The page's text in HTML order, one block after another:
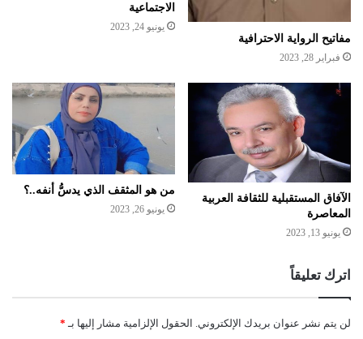
مفاتيح الرواية الاحترافية
فبراير 28, 2023
الاجتماعية
يونيو 24, 2023
الآفاق المستقبلية للثقافة العربية
المعاصرة
يونيو 13, 2023
من هو المثقف الذي يدسُّ أنفه..؟
يونيو 26, 2023
اترك تعليقاً
لن يتم نشر عنوان بريدك الإلكتروني. الحقول الإلزامية مشار إليها بـ *